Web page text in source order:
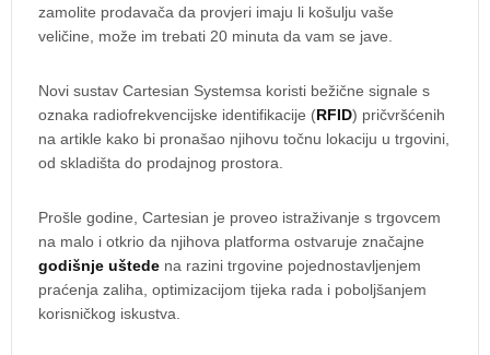
zamolite prodavača da provjeri imaju li košulju vaše
veličine, može im trebati 20 minuta da vam se jave.
Novi sustav Cartesian Systemsa koristi bežične signale s
oznaka radiofrekvencijske identifikacije (RFID) pričvršćenih
na artikle kako bi pronašao njihovu točnu lokaciju u trgovini,
od skladišta do prodajnog prostora.
Prošle godine, Cartesian je proveo istraživanje s trgovcem
na malo i otkrio da njihova platforma ostvaruje značajne
godišnje uštede na razini trgovine pojednostavljenjem
praćenja zaliha, optimizacijom tijeka rada i poboljšanjem
korisničkog iskustva.